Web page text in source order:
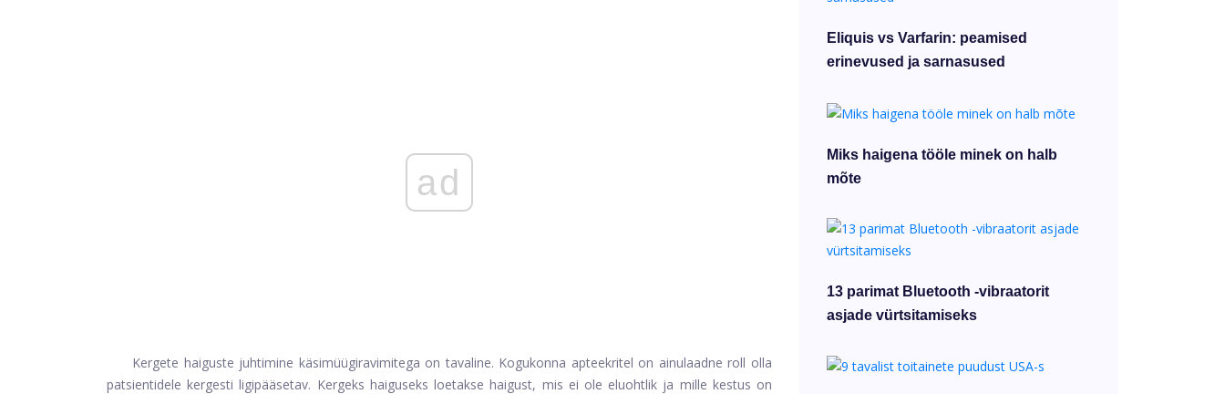
ad
Kergete haiguste juhtimine käsimüügiravimitega on tavaline. Kogukonna apteekritel on ainulaadne roll olla
patsientidele kergesti ligipääsetav. Kergeks haiguseks loetakse haigust, mis ei ole eluohtlik ja mille kestus on
Eliquis vs Varfarin: peamised
erinevused ja sarnasused
Miks haigena tööle minek on halb
mõte
13 parimat Bluetooth -vibraatorit
asjade vürtsitamiseks